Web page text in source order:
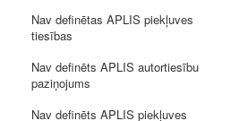
Nav definētas APLIS piekļuves
tiesības
Nav definēts APLIS autortiesību
paziņojums
Nav definēts APLIS piekļuves